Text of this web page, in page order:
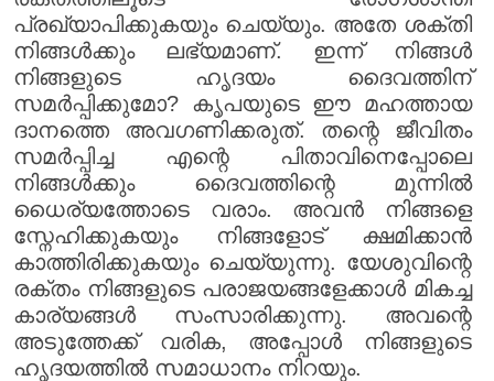
പ്രഖ്യാപിക്കുകയും ചെയ്യും. അതേ ശക്തി
നിങ്ങൾക്കും ലഭ്യമാണ്. ഇന്ന് നിങ്ങൾ
നിങ്ങളുടെ ഹൃദയം ദൈവത്തിന്
സമർപ്പിക്കുമോ? കൃപയുടെ ഈ മഹത്തായ
ദാനത്തെ അവഗണിക്കരുത്. തന്റെ ജീവിതം
സമർപ്പിച്ച എന്റെ പിതാവിനെപ്പോലെ
നിങ്ങൾക്കും ദൈവത്തിന്റെ മുന്നിൽ
ധൈര്യത്തോടെ വരാം. അവൻ നിങ്ങളെ
സ്നേഹിക്കുകയും നിങ്ങളോട് ക്ഷമിക്കാൻ
കാത്തിരിക്കുകയും ചെയ്യുന്നു. യേശുവിന്റെ
രക്തം നിങ്ങളുടെ പരാജയങ്ങളേക്കാൾ മികച്ച
കാര്യങ്ങൾ സംസാരിക്കുന്നു. അവന്റെ
അടുത്തേക്ക് വരിക, അപ്പോൾ നിങ്ങളുടെ
ഹൃദയത്തിൽ സമാധാനം നിറയും.